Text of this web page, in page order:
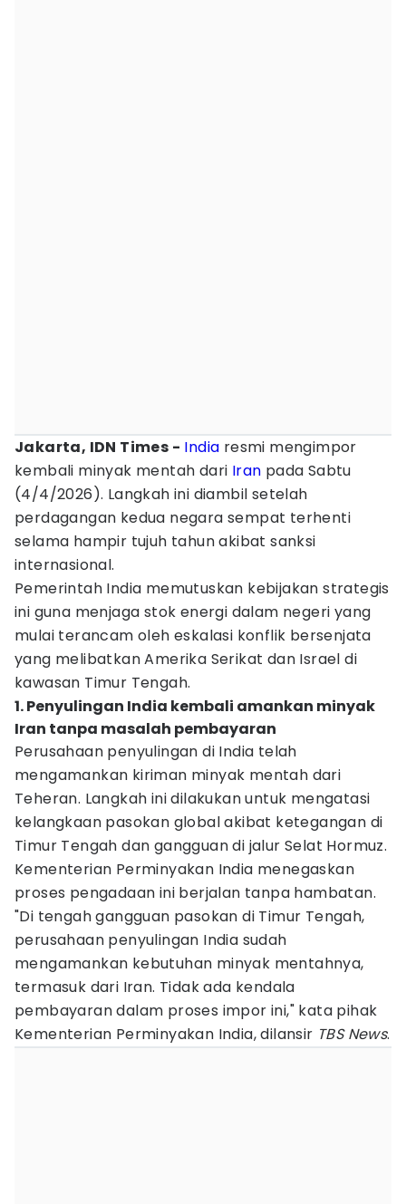
Jakarta, IDN Times - India resmi mengimpor
kembali minyak mentah dari Iran pada Sabtu
(4/4/2026). Langkah ini diambil setelah
perdagangan kedua negara sempat terhenti
selama hampir tujuh tahun akibat sanksi
internasional.
Pemerintah India memutuskan kebijakan strategis
ini guna menjaga stok energi dalam negeri yang
mulai terancam oleh eskalasi konflik bersenjata
yang melibatkan Amerika Serikat dan Israel di
kawasan Timur Tengah.
1. Penyulingan India kembali amankan minyak
Iran tanpa masalah pembayaran
Perusahaan penyulingan di India telah
mengamankan kiriman minyak mentah dari
Teheran. Langkah ini dilakukan untuk mengatasi
kelangkaan pasokan global akibat ketegangan di
Timur Tengah dan gangguan di jalur Selat Hormuz.
Kementerian Perminyakan India menegaskan
proses pengadaan ini berjalan tanpa hambatan.
"Di tengah gangguan pasokan di Timur Tengah,
perusahaan penyulingan India sudah
mengamankan kebutuhan minyak mentahnya,
termasuk dari Iran. Tidak ada kendala
pembayaran dalam proses impor ini," kata pihak
Kementerian Perminyakan India, dilansir TBS News.